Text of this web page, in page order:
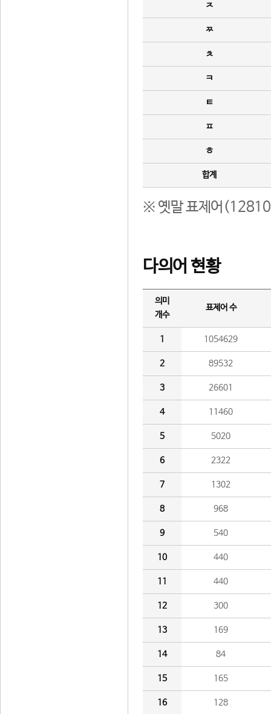
ㅈ
ㅉ
ㅊ
ㅋ
ㅌ
ㅍ
ㅎ
합계
※ 옛말 표제어(12810
다의어 현황
의미
개수
표제어 수
1 1054629
2 89532
3 26601
4 11460
5 5020
6 2322
7 1302
8 968
9 540
10 440
11 440
12 300
13 169
14 84
15 165
16 128